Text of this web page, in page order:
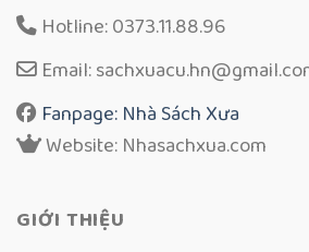
Hotline: 0373.11.88.96
Email:
Fanpage: Nhà Sách Xưa
Website: Nhasachxua.com
GIỚI THIỆU